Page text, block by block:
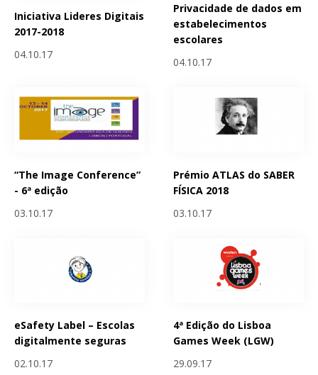
Iniciativa Lideres Digitais
2017-2018
04.10.17
Privacidade de dados em
estabelecimentos
escolares
04.10.17
“The Image Conference”
- 6ª edição
03.10.17
Prémio ATLAS do SABER
FÍSICA 2018
03.10.17
eSafety Label – Escolas
digitalmente seguras
02.10.17
4ª Edição do Lisboa
Games Week (LGW)
29.09.17